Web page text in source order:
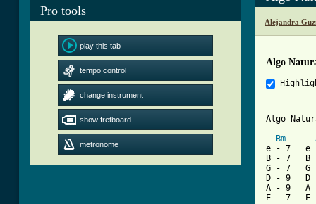
Pro tools
play this tab
tempo control
change instrument
show fretboard
metronome
Alejandra
Algo
Algo
Bm
e - 7
B - 7
G - 7
D - 9
A - 9
E - 7